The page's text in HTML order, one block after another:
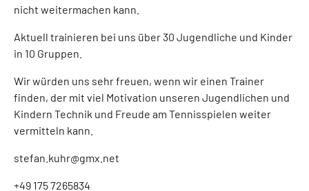
nicht weitermachen kann.
Aktuell trainieren bei uns über 30 Jugendliche und Kinder
in 10 Gruppen.
Wir würden uns sehr freuen, wenn wir einen Trainer
finden, der mit viel Motivation unseren Jugendlichen und
Kindern Technik und Freude am Tennisspielen weiter
vermitteln kann.
stefan.kuhr@gmx.net
+49 175 7265834